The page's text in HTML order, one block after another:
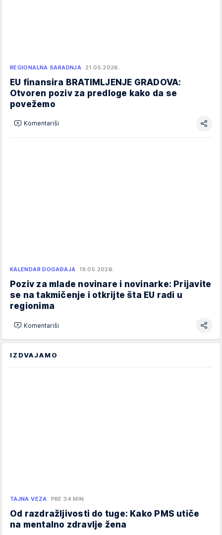
REGIONALNA SARADNJA 21.05.2026.
EU finansira BRATIMLJENJE GRADOVA:
Otvoren poziv za predloge kako da se
povežemo
Komentariši
KALENDAR DOGAĐAJA 18.05.2026.
Poziv za mlade novinare i novinarke: Prijavite
se na takmičenje i otkrijte šta EU radi u
regionima
Komentariši
IZDVAJAMO
TAJNA VEZA PRE 34 MIN
Od razdražljivosti do tuge: Kako PMS utiče
na mentalno zdravlje žena